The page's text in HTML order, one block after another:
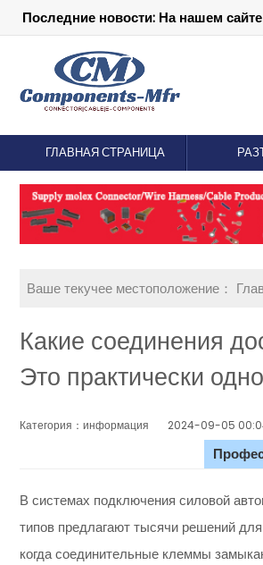
Последние новости: На нашем
ГЛАВНАЯ СТРАНИЦА
Ваше текучее местоположение：
Какие соединения
Это практически
Категория：информация 2024-09-05
В системах подключения силовой
типов предлагают тысячи решений
когда соединительные клеммы